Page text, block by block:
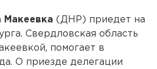
Макеевка (ДНР) приедет на
Свердловская область
помогает в
О приезде делегации